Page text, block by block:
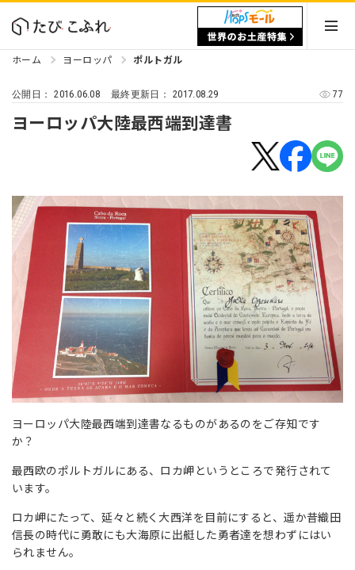
ホーム ヨーロッパ ポルトガル
公開日：2016.06.08 最終更新日： 2017.08.29 77
ヨーロッパ大陸最西端到達書
ヨーロッパ大陸最西端到達書なるものがあるのをご存知です
か？
最西欧のポルトガルにある、ロカ岬というところで発行されて
います。
ロカ岬にたって、延々と続く大西洋を目前にすると、遥か昔織田
信長の時代に勇敢にも大海原に出艇した勇者達を想わずにはい
られません。